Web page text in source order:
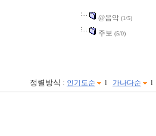
@음악 (1/5)
주보 (5/0)
정렬방식 : 인기도순 l 가나다순 l